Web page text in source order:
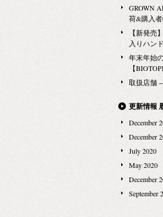
所存でございますので、何卒
賜りますようお願い申し上げ
タッフ一同
GROWN
荷&購入
【新発売
入りハン
年末年始
【
取扱店舗
更新情報
December
December
July 2020
May 2020
December
September